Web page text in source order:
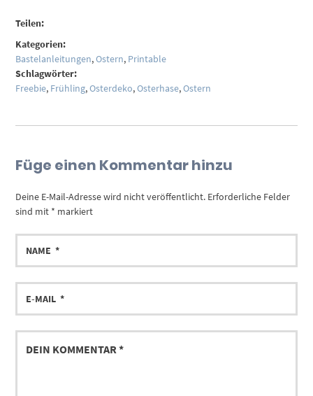
Teilen:
Kategorien:
Bastelanleitungen,Ostern, Printable
Schlagwörter:
Freebie, Frühling,Osterdeko,Osterhase,Ostern
Füge einen Kommentar hinzu
Deine E-Mail-Adresse wird nicht veröffentlicht. Erforderliche Felder
sind mit * markiert
NAME
E-
MAIL
DEIN
KOMMENTAR